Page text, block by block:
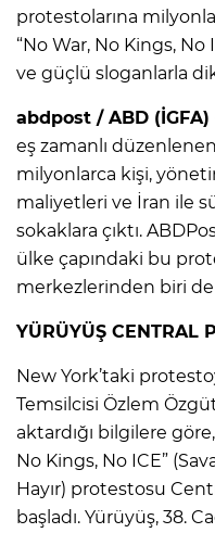
protestolarına
“No War, No Kings, No
ve güçlü sloganlarla
abdpost / ABD (İGFA)
eş zamanlı
milyonlarca kişi,
maliyetleri ve İran ile
sokaklara çıktı.
ülke çapındaki bu
merkezlerinden biri
YÜRÜYÜŞ CENTRAL
New York’taki
Temsilcisi Özlem
aktardığı bilgilere
No Kings, No ICE”
Hayır) protestosu
başladı. Yürüyüş, 38.